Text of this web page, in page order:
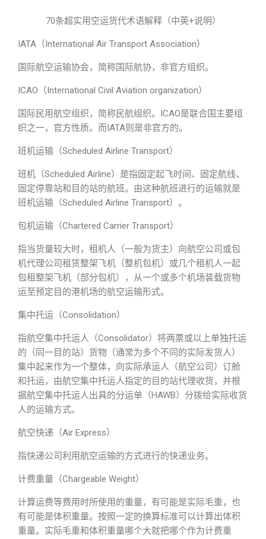
70条超实用空运货代术语解释（中英+说明）
IATA（International Air Transport Association）
国际航空运输协会，简称国际航协，非官方组织。
ICAO（International Civil Aviation organization）
国际民用航空组织，简称民航组织。ICAO是联合国主要组
织之一，官方性质。而IATA则是非官方的。
班机运输（Scheduled Airline Transport）
班机（Scheduled Airline）是指固定起飞时间、固定航线、
固定停靠站和目的站的航班。由这种航班进行的运输就是
班机运输（Scheduled Airline Transport）。
包机运输（Chartered Carrier Transport）
指当货量较大时，租机人（一般为货主）向航空公司或包
机代理公司租赁整架飞机（整机包机）或几个租机人一起
包租整架飞机（部分包机），从一个或多个机场装载货物
运至预定目的港机场的航空运输形式。
集中托运（Consolidation）
指航空集中托运人（Consolidator）将两票或以上单独托运
的（同一目的站）货物（通常为多个不同的实际发货人）
集中起来作为一个整体，向实际承运人（航空公司）订舱
和托运，由航空集中托运人指定的目的站代理收货，并根
据航空集中托运人出具的分运单（HAWB）分拨给实际收货
人的运输方式。
航空快递（Air Express）
指快递公司利用航空运输的方式进行的快递业务。
计费重量（Chargeable Weight）
计算运费等费用时所使用的重量，有可能是实际毛重，也
有可能是体积重量。按照一定的换算标准可以计算出体积
重量。实际毛重和体积重量哪个大就把哪个作为计费重